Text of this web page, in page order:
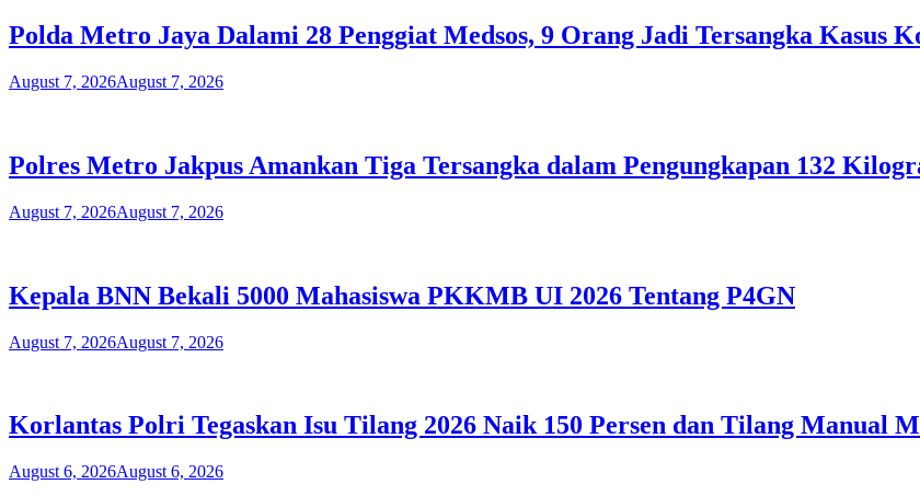
Polda Metro Jaya Dalami 28 Penggiat Medsos, 9 Orang Jadi Tersangka Kasus
August 7, 2026August 7, 2026
Polres Metro Jakpus Amankan Tiga Tersangka dalam Pengungkapan 132
August 7, 2026August 7, 2026
Kepala BNN Bekali 5000 Mahasiswa PKKMB UI 2026 Tentang P4GN
August 7, 2026August 7, 2026
Korlantas Polri Tegaskan Isu Tilang 2026 Naik 150 Persen dan Tilang Manual
August 6, 2026August 6, 2026